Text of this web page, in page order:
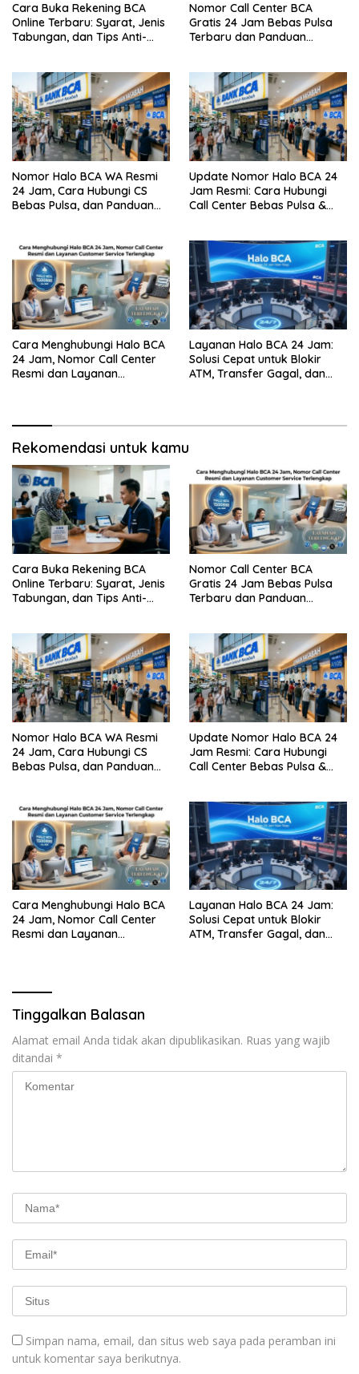
Cara Buka Rekening BCA
Online Terbaru: Syarat, Jenis
Tabungan, dan Tips Anti-
Nomor Call Center BCA
Gratis 24 Jam Bebas Pulsa
Terbaru dan Panduan
Nomor Halo BCA WA Resmi
24 Jam, Cara Hubungi CS
Bebas Pulsa, dan Panduan
Update Nomor Halo BCA 24
Jam Resmi: Cara Hubungi
Call Center Bebas Pulsa &
Cara Menghubungi Halo BCA
24 Jam, Nomor Call Center
Resmi dan Layanan
Layanan Halo BCA 24 Jam:
Solusi Cepat untuk Blokir
ATM, Transfer Gagal, dan
Rekomendasi untuk kamu
Cara Buka Rekening BCA
Online Terbaru: Syarat, Jenis
Tabungan, dan Tips Anti-
Nomor Call Center BCA
Gratis 24 Jam Bebas Pulsa
Terbaru dan Panduan
Nomor Halo BCA WA Resmi
24 Jam, Cara Hubungi CS
Bebas Pulsa, dan Panduan
Update Nomor Halo BCA 24
Jam Resmi: Cara Hubungi
Call Center Bebas Pulsa &
Cara Menghubungi Halo BCA
24 Jam, Nomor Call Center
Resmi dan Layanan
Layanan Halo BCA 24 Jam:
Solusi Cepat untuk Blokir
ATM, Transfer Gagal, dan
Tinggalkan Balasan
Alamat email Anda tidak akan dipublikasikan. Ruas yang wajib
ditandai *
Simpan nama, email, dan situs web saya pada peramban ini
untuk komentar saya berikutnya.